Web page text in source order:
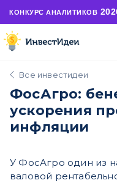
КОНКУРС АНАЛИТИКОВ
Все инвестидеи
ФосАгро:
ускорения
инфляции
У ФосАгро один из
валовой